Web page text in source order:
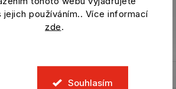
jejich používáním.. Více informací
zde.
Souhlasím